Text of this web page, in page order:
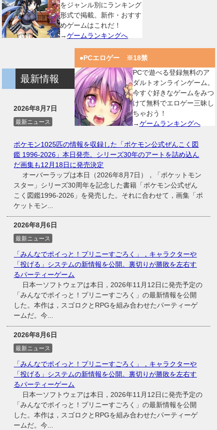
をジャンル別にランキング
形式で掲載。新作・おすす
めゲームはこれだ！
→ゲームランキングへ
●PCエロゲー ※18禁
PCで遊べる登録無料のア
ダルトオンラインゲーム。
今すぐ好きなゲームをみつ
けて無料でエロゲー三昧し
ちゃおう！
→ゲームランキングへ
最新情報
2026年8月7日
最新ニュース
ポケモン1025匹の情報を収録した「ポケモン公式ぜんこく図
鑑 1996-2026」本日発売。シリーズ30年のアートを詰め込ん
だ画集も12月18日に発売決定
オーバーラップは本日（2026年8月7日），「ポケットモン
スター」シリーズ30周年を記念した書籍「ポケモン公式ぜん
こく図鑑1996-2026」を発売した。それに合わせて，画集「ポ
ケットモン...
2026年8月6日
最新ニュース
「みんなでポイっと！プリニーすごろく」，キャラクターや
「投げる」システムの新情報を公開。裏切りが勝敗を左右す
るパーティーゲーム
日本一ソフトウェアは本日，2026年11月12日に発売予定の
「みんなでポイっと！プリニーすごろく」の最新情報を公開
した。本作は，スゴロクとRPGを組み合わせたパーティーゲ
ームだ。今...
2026年8月6日
最新ニュース
「みんなでポイっと！プリニーすごろく」，キャラクターや
「投げる」システムの新情報を公開。裏切りが勝敗を左右す
るパーティーゲーム
日本一ソフトウェアは本日，2026年11月12日に発売予定の
「みんなでポイっと！プリニーすごろく」の最新情報を公開
した。本作は，スゴロクとRPGを組み合わせたパーティーゲ
ームだ。今...